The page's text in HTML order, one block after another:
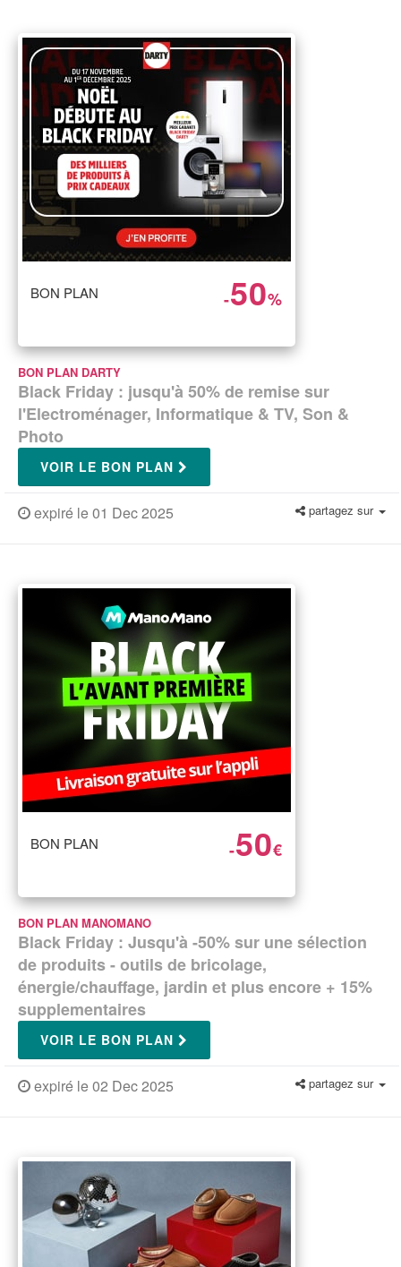
BON PLAN -50%
BON PLAN DARTY
Black Friday : jusqu'à 50% de remise sur
l'Electroménager, Informatique & TV, Son &
Photo
VOIR LE BON PLAN
expiré le 01 Dec 2025 partagez sur
BON PLAN -50€
BON PLAN MANOMANO
Black Friday : Jusqu'à -50% sur une sélection
de produits - outils de bricolage,
énergie/chauffage, jardin et plus encore + 15%
supplementaires
VOIR LE BON PLAN
expiré le 02 Dec 2025 partagez sur